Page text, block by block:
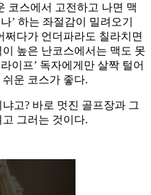
코스에서 고전하고 나면 맥
’ 하는 좌절감이 밀려오기
다가 언더파라도 칠라치면
높은 난코스에서는 맥도 못
이프’ 독자에게만 살짝 털어
운 코스가 좋다.
고? 바로 멋진 골프장과 그
그러는 것이다.